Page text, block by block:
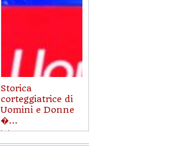
Storica
corteggiatrice di
Uomini e Donne
�...
ieri 17:26